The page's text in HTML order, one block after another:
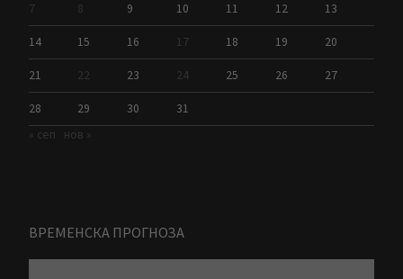
7 8 9 10 11 12 13
14 15 16 17 18 19 20
21 22 23 24 25 26 27
28 29 30
31
« сеп
нов »
ВРЕМЕНСКА ПРОГНОЗА